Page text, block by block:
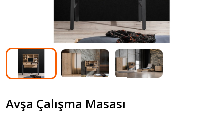
Avşa Çalışma Masası